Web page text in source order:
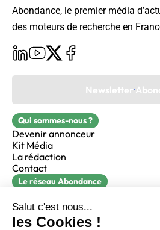
Abondance, le premier média
des moteurs de recherche en
Newsletter
Qui sommes-nous ?
Devenir annonceur
Kit Média
La rédaction
Contact
Le réseau Abondance
Réacteur
alfie formation